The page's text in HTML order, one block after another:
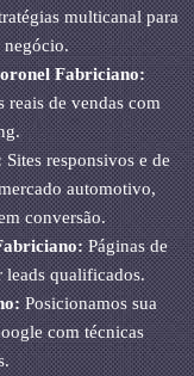
multicanal para
negócio.
Fabriciano:
reais de vendas com
Sites responsivos e de
automotivo,
conversão.
Páginas de
leads qualificados.
Posicionamos sua
com técnicas